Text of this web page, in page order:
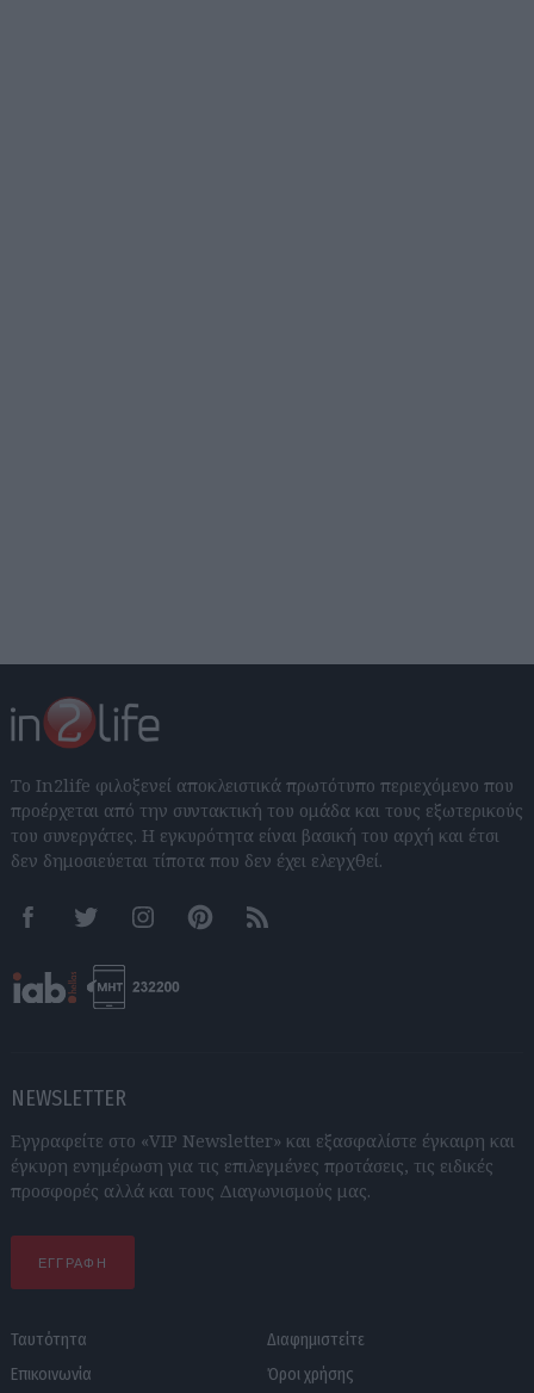
Το In2life φιλοξενεί αποκλειστικά πρωτότυπο περιεχόμενο που
προέρχεται από την συντακτική του ομάδα και τους εξωτερικούς
του συνεργάτες. Η εγκυρότητα είναι βασική του αρχή και έτσι
δεν δημοσιεύεται τίποτα που δεν έχει ελεγχθεί.
FacebookTwitter InstagramPinterestRSS feeds
NEWSLETTER
Εγγραφείτε στο «VIP Newsletter» και εξασφαλίστε έγκαιρη και
έγκυρη ενημέρωση για τις επιλεγμένες προτάσεις, τις ειδικές
προσφορές αλλά και τους Διαγωνισμούς μας.
ΕΓΓΡΑΦΗ
Ταυτότητα
Επικοινωνία
Διαφημιστείτε
Όροι χρήσης